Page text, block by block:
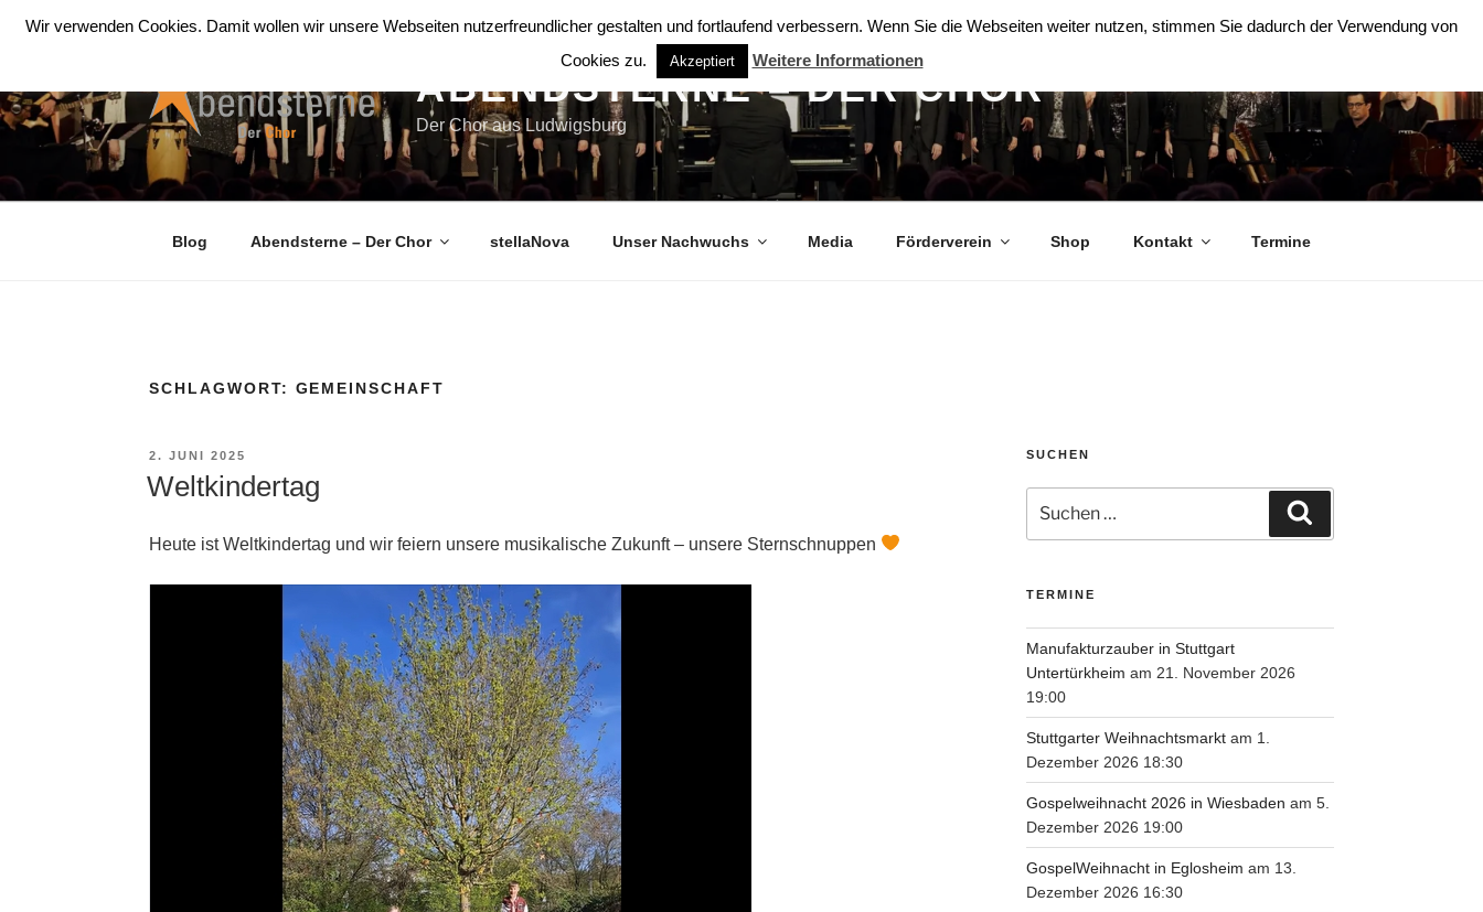
Inhalt
ABENDSTERNE – DER CHOR
Der Chor aus Ludwigsburg
Blog Abendsterne – Der Chor stellaNova Unser Nachwuchs Media Förderverein Shop Kontakt Termine
SCHLAGWORT: GEMEINSCHAFT
VERÖFFENTLICHT
2. JUNI 2025
Weltkindertag
Heute ist Weltkindertag und wir feiern unsere musikalische Zukunft – unsere Sternschnuppen
SUCHEN
nach:
TERMINE
Manufakturzauber in Stuttgart
Untertürkheim am 21. November 2026
19:00
Stuttgarter Weihnachtsmarktam 1.
Dezember 2026 18:30
Gospelweihnacht 2026 in Wiesbaden am 5.
Dezember 2026 19:00
GospelWeihnacht in Eglosheim am 13.
Dezember 2026 16:30
Wir verwenden Cookies. Damit wollen wir unsere Webseiten nutzerfreundlicher gestalten und fortlaufend verbessern. Wenn Sie die Webseiten weiter nutzen, stimmen Sie dadurch der Verwendung von
Cookies zu.
Akzeptiert Weitere Informationen